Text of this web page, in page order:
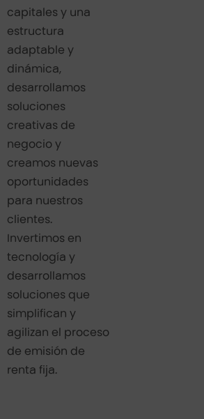
capitales y una
estructura
adaptable y
dinámica,
desarrollamos
soluciones
creativas de
negocio y
creamos nuevas
oportunidades
para nuestros
clientes.
Invertimos en
tecnología y
desarrollamos
soluciones que
simplifican y
agilizan el proceso
de emisión de
renta fija.